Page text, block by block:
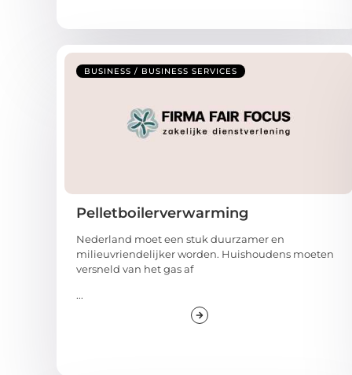
BUSINESS / BUSINESS SERVICES
Pelletboilerverwarming
Nederland moet een stuk duurzamer en
milieuvriendelijker worden. Huishoudens moeten
versneld van het gas af
...